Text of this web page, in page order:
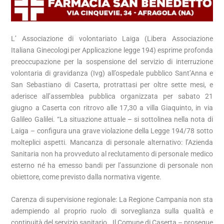
L’ Associazione di volontariato Laiga (Libera Associazione
Italiana Ginecologi per Applicazione legge 194) esprime profonda
preoccupazione per la sospensione del servizio di interruzione
volontaria di gravidanza (Ivg) all’ospedale pubblico Sant’Anna e
San Sebastiano di Caserta, protrattasi per oltre sette mesi, e
aderisce all’assemblea pubblica organizzata per sabato 21
giugno a Caserta con ritrovo alle 17,30 a villa Giaquinto, in via
Galileo Galilei. “La situazione attuale – si sottolinea nella nota di
Laiga – configura una grave violazione della Legge 194/78 sotto
molteplici aspetti. Mancanza di personale alternativo: l’Azienda
Sanitaria non ha provveduto al reclutamento di personale medico
esterno né ha emesso bandi per l’assunzione di personale non
obiettore, come previsto dalla normativa vigente.
Carenza di supervisione regionale: La Regione Campania non sta
adempiendo al proprio ruolo di sorveglianza sulla qualità e